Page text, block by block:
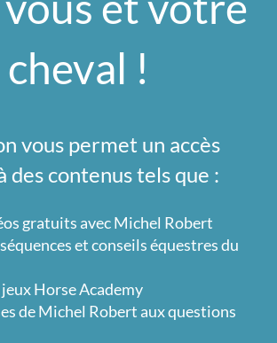
cheval !
vous permet un accès
des contenus tels que :
gratuits avec Michel Robert
et conseils équestres du
Horse Academy
de Michel Robert aux questions